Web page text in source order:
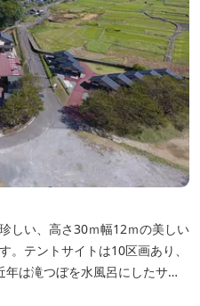
しい、高さ30ｍ幅12ｍの美しい
。テントサイトは10区画あり、
は滝つぼを水風呂にしたサウ